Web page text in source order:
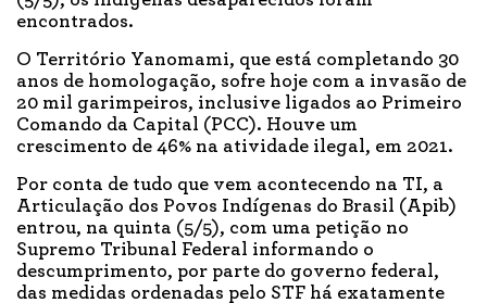
encontrados.
O Território Yanomami, que está completando 30
anos de homologação, sofre hoje com a invasão de
20 mil garimpeiros, inclusive ligados ao Primeiro
Comando da Capital (PCC). Houve um
crescimento de 46% na atividade ilegal, em 2021.
Por conta de tudo que vem acontecendo na TI, a
Articulação dos Povos Indígenas do Brasil (Apib)
entrou, na quinta (5/5), com uma petição no
Supremo Tribunal Federal informando o
descumprimento, por parte do governo federal,
das medidas ordenadas pelo STF há exatamente